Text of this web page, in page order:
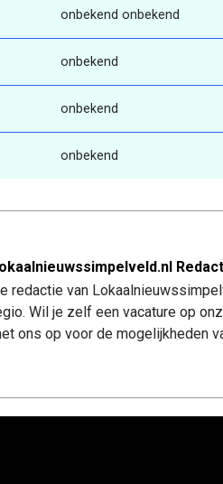
onbekend onbekend
onbekend
onbekend
onbekend
redactie van
Wil je zelf een vacature op
ons op voor de mogelijkheden